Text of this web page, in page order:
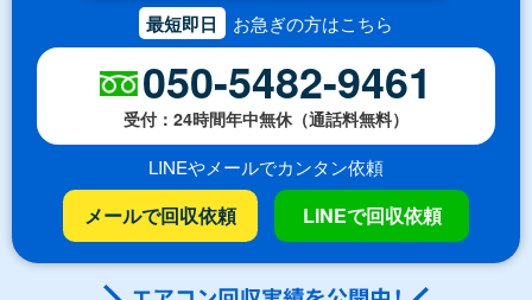
最短即日 お急ぎの方はこちら
050-5482-9461
受付：24時間年中無休（通話料無料）
LINEやメールでカンタン依頼
メールで回収依頼 LINEで回収依頼